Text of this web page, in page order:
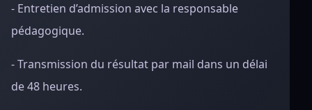
- Entretien d’admission avec la responsable
pédagogique.
- Transmission du résultat par mail dans un délai
de 48 heures.